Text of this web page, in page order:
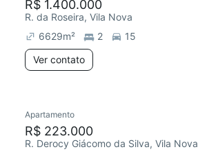
R$ 1.400.000
R. da Roseira, Vila Nova
6629m² 2
15
Ver contato
Apartamento
R$ 223.000
R. Derocy Giácomo da Silva, Vila Nova